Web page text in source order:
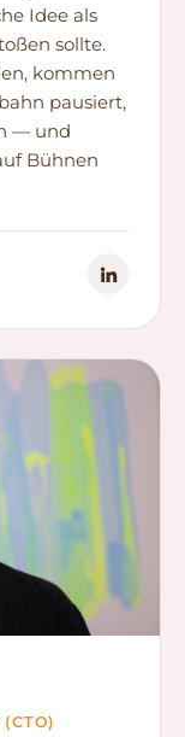
Idee als
sollte.
kommen
pausiert,
— und
Bühnen